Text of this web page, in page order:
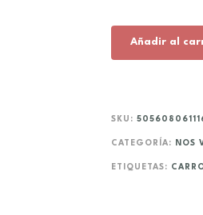
Añadir al
SKU:
CATEGORÍA: NOS
ETIQUETAS: